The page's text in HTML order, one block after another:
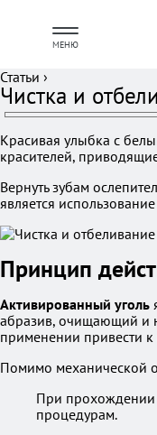
МЕНЮ
Статьи ›
Чистка и
Красивая улыбка с
красителей,
Вернуть зубам
является
Принцип
Активированный уголь
абразив, очищающий и
применении привести
Помимо механической
При прохождении
процедурам.